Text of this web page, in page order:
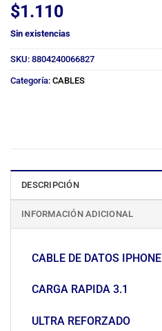
$1.110
Sin existencias
SKU: 8804240066827
Categoría: CABLES
DESCRIPCIÓN
INFORMACIÓN ADICIONAL
CABLE DE DATOS IPHONE
CARGA RAPIDA 3.1
ULTRA REFORZADO